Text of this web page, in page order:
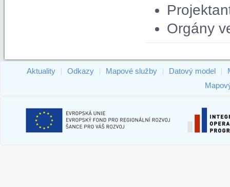
Orgány
Aktuality Odkazy Mapové služby Datový model